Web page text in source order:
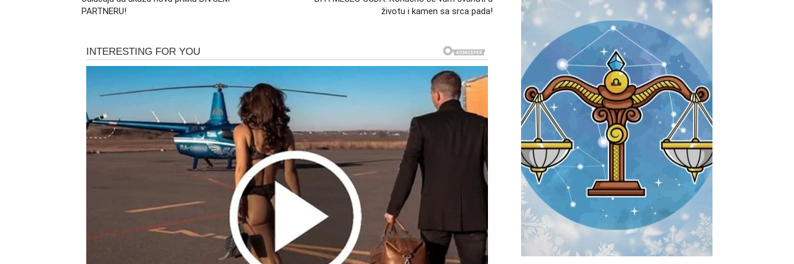
Maj otvara vrata i na poslovnom planu. Period neizvesnosti se završava, a pred vama su konkretne
naplaćuju trud koji su ulagali mesecima.
Novac dolazi kroz rad, ali i kroz srećne okolnosti. Ono što je ranije bilo blokirano sada kreće.
Dugovi se rešavaju, troškovi se smanjuju, a osećaj sigurnosti raste iz dana u dan.
Posebno će uspešni biti Ovnovi koji su poslednjih meseci ćutali i radili u tišini. Sada dolazi vreme
da se njihov trud vidi. Ljudi koji su vas potcenjivali menjaće mišljenje.
Veliko priznanje je blizu
Za mnoge Ovnove maj nosi trenutak pobede. To ne mora biti velika javna scena, ali će za vas
značiti mnogo. Možda pohvala, unapređenje, nova saradnja ili samo osećaj da ste uspeli uprkos
To priznanje neće doći slučajno. Ono dolazi kao nagrada za istrajnost koju ste pokazali onda kada
PARTNERU!
životu i kamen sa srca pada!